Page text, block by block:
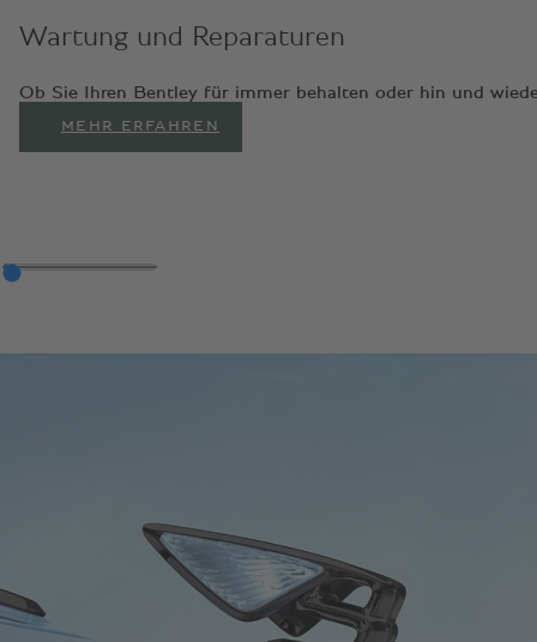
Wartung und Reparaturen
Ob Sie Ihren Bentley für immer behalten oder hin und
MEHR ERFAHREN